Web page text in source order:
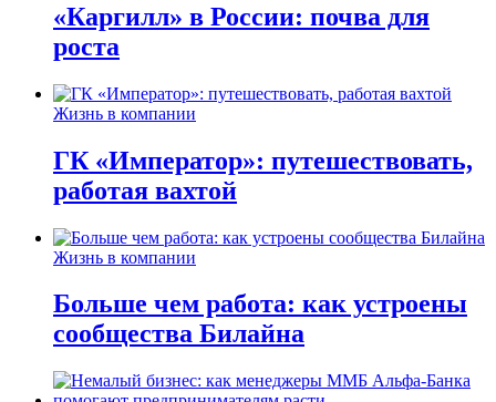
«Каргилл» в России: почва для
роста
Жизнь в компании
ГК «Император»: путешествовать,
работая вахтой
Жизнь в компании
Больше чем работа: как устроены
сообщества Билайна